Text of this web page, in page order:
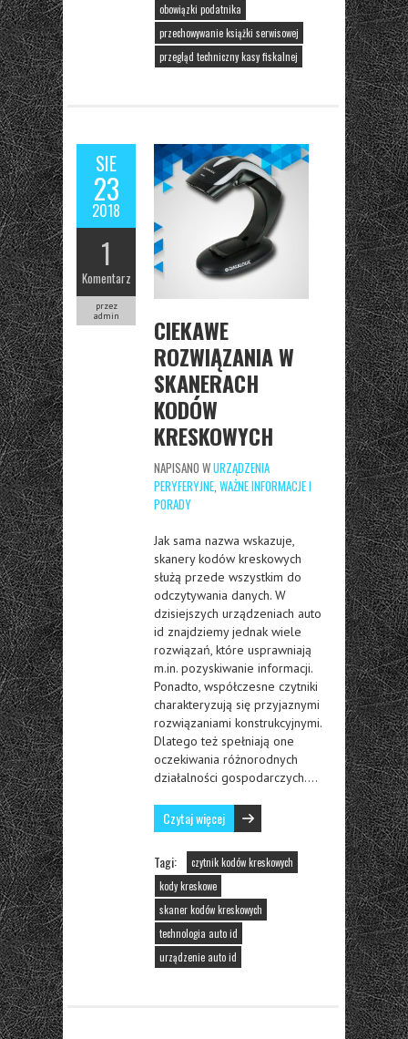
obowiązki podatnika
przechowywanie książki serwisowej
przegląd techniczny kasy fiskalnej
SIE
23
2018
1
Komentarz
przez
admin
CIEKAWE
ROZWIĄZANIA W
SKANERACH
KODÓW
KRESKOWYCH
NAPISANO WURZĄDZENIA
PERYFERYJNE WAŻNE INFORMACJE I
PORADY
Jak sama nazwa wskazuje,
skanery kodów kreskowych
służą przede wszystkim do
odczytywania danych. W
dzisiejszych urządzeniach auto
id znajdziemy jednak wiele
rozwiązań, które usprawniają
m.in. pozyskiwanie informacji.
Ponadto, współczesne czytniki
charakteryzują się przyjaznymi
rozwiązaniami konstrukcyjnymi.
Dlatego też spełniają one
oczekiwania różnorodnych
działalności gospodarczych….
Czytaj więcej
Tagi:
czytnik kodów kreskowych
kody kreskowe
skaner kodów kreskowych
technologia auto id
urządzenie auto id